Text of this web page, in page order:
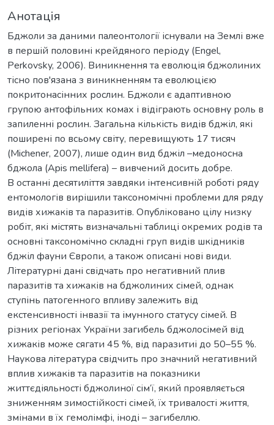
Анотація
Бджоли за даними палеонтології існували на Землі вже
в першій половині крейдяного періоду (Engel,
Perkovsky, 2006). Виникнення та еволюція бджолиних
тісно пов'язана з виникненням та еволюцією
покритонасінних рослин. Бджоли є адаптивною
групою антофільних комах і відіграють основну роль в
запиленні рослин. Загальна кількість видів бджіл, які
поширені по всьому світу, перевищують 17 тисяч
(Michener, 2007), лише один вид бджіл –медоносна
бджола (Apis mellifera) – вивчений досить добре.
В останні десятиліття завдяки інтенсивній роботі ряду
ентомологів вирішили таксономічні проблеми для ряду
видів хижаків та паразитів. Опубліковано цілу низку
робіт, які містять визначальні таблиці окремих родів та
основні таксономічно складні груп видів шкідників
бджіл фауни Європи, а також описані нові види.
Літературні дані свідчать про негативний плив
паразитів та хижаків на бджолиних сімей, однак
ступінь патогенного впливу залежить від
екстенсивності інвазії та імунного статусу сімей. В
різних регіонах України загибель бджолосімей від
хижаків може сягати 45 %, від паразитиі до 50–55 %.
Наукова література свідчить про значний негативний
вплив хижаків та паразитів на показники
життєдіяльності бджолиної сім’ї, який проявляється
зниженням зимостійкості сімей, їх тривалості життя,
змінами в їх гемолімфі, іноді – загибеллю.